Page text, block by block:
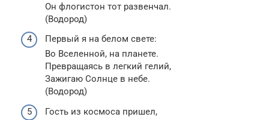
Он флогистон тот развенчал.
(Водород)
Первый я на белом свете:
Во Вселенной, на планете.
Превращаясь в легкий гелий,
Зажигаю Солнце в небе.
(Водород)
Гость из космоса пришел,